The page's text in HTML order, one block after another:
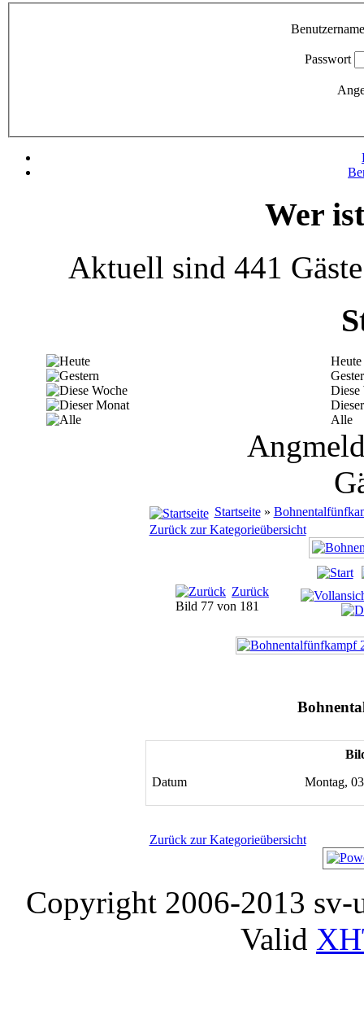
Benutzername
Passwort
Wer
Aktuell sind 441
Heute
Diese
Alle
Startseite»
Zurück zur Kategorieübersicht
Zurück
Bild 77 von 181
Datum Montag,
Zurück zur Kategorieübersicht
Copyright 2006-2013
Valid